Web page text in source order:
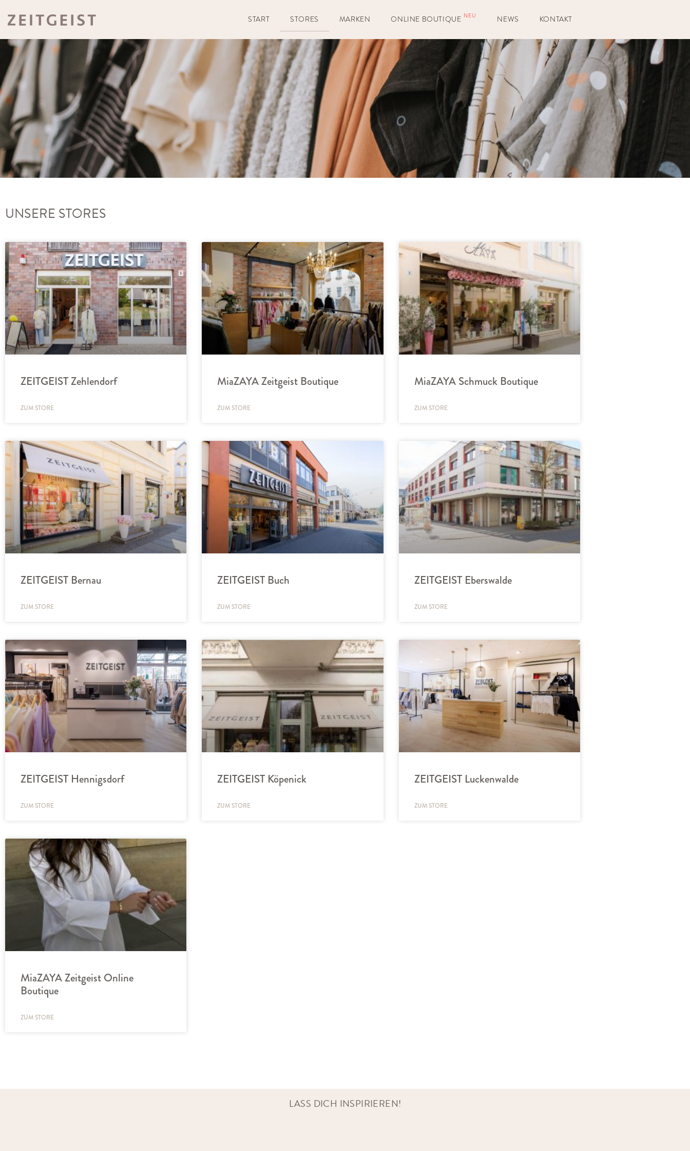
START STORES MARKEN ONLINE BOUTIQUE NEU NEWS KONTAKT
UNSERE STORES
ZEITGEIST Zehlendorf
ZUM STORE
MiaZAYA Zeitgeist Boutique
ZUM STORE
MiaZAYA Schmuck Boutique
ZUM STORE
ZEITGEIST Bernau
ZUM STORE
ZEITGEIST Buch
ZUM STORE
ZEITGEIST Eberswalde
ZUM STORE
ZEITGEIST Hennigsdorf
ZUM STORE
ZEITGEIST Köpenick
ZUM STORE
ZEITGEIST Luckenwalde
ZUM STORE
MiaZAYA Zeitgeist Online
Boutique
ZUM STORE
LASS DICH INSPIRIEREN!